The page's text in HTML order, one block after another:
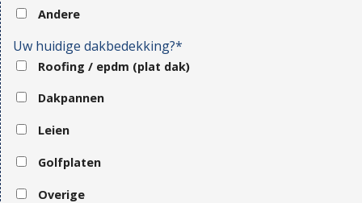
Andere
Uw huidige dakbedekking?*
Roofing / epdm (plat dak)
Dakpannen
Leien
Golfplaten
Overige